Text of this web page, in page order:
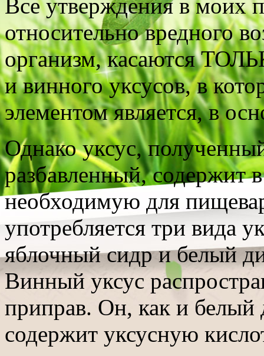
Все утверждения в моих
относительно вредного
организм, касаются
и винного уксусов, в
элементом является, в
Однако уксус,
разбавленный,
необходимую для
употребляется три
яблочный сидр и белый
Винный уксус
приправ. Он, как и белый
содержит уксусную